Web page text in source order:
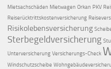
Mietsachschäden Mietwagen Orkan PKV
Reiserücktrittskostenversicherung
Risikolebensversicherung
Sterbegeldversicherung
Unterversicherung Versicherungs-Check
Windschutzscheibe